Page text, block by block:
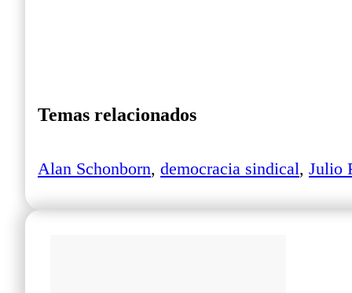
Temas relacionados
Alan Schonborn, democracia sindical, Julio